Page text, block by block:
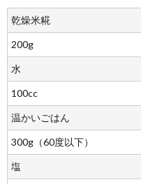
乾燥米糀
200g
水
100cc
温かいごはん
300g（60度以下）
塩